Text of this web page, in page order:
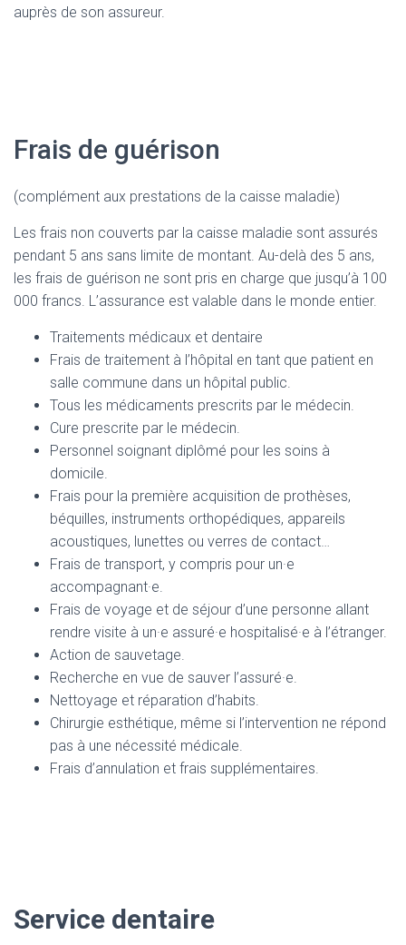
auprès de son assureur.
Frais de guérison
(complément aux prestations de la caisse maladie)
Les frais non couverts par la caisse maladie sont assurés
pendant 5 ans sans limite de montant. Au-delà des 5 ans,
les frais de guérison ne sont pris en charge que jusqu’à 100
000 francs. L’assurance est valable dans le monde entier.
Traitements médicaux et dentaire
Frais de traitement à l’hôpital en tant que patient en
salle commune dans un hôpital public.
Tous les médicaments prescrits par le médecin.
Cure prescrite par le médecin.
Personnel soignant diplômé pour les soins à
domicile.
Frais pour la première acquisition de prothèses,
béquilles, instruments orthopédiques, appareils
acoustiques, lunettes ou verres de contact…
Frais de transport, y compris pour un·e
accompagnant·e.
Frais de voyage et de séjour d’une personne allant
rendre visite à un·e assuré·e hospitalisé·e à l’étranger.
Action de sauvetage.
Recherche en vue de sauver l’assuré·e.
Nettoyage et réparation d’habits.
Chirurgie esthétique, même si l’intervention ne répond
pas à une nécessité médicale.
Frais d’annulation et frais supplémentaires.
Service dentaire